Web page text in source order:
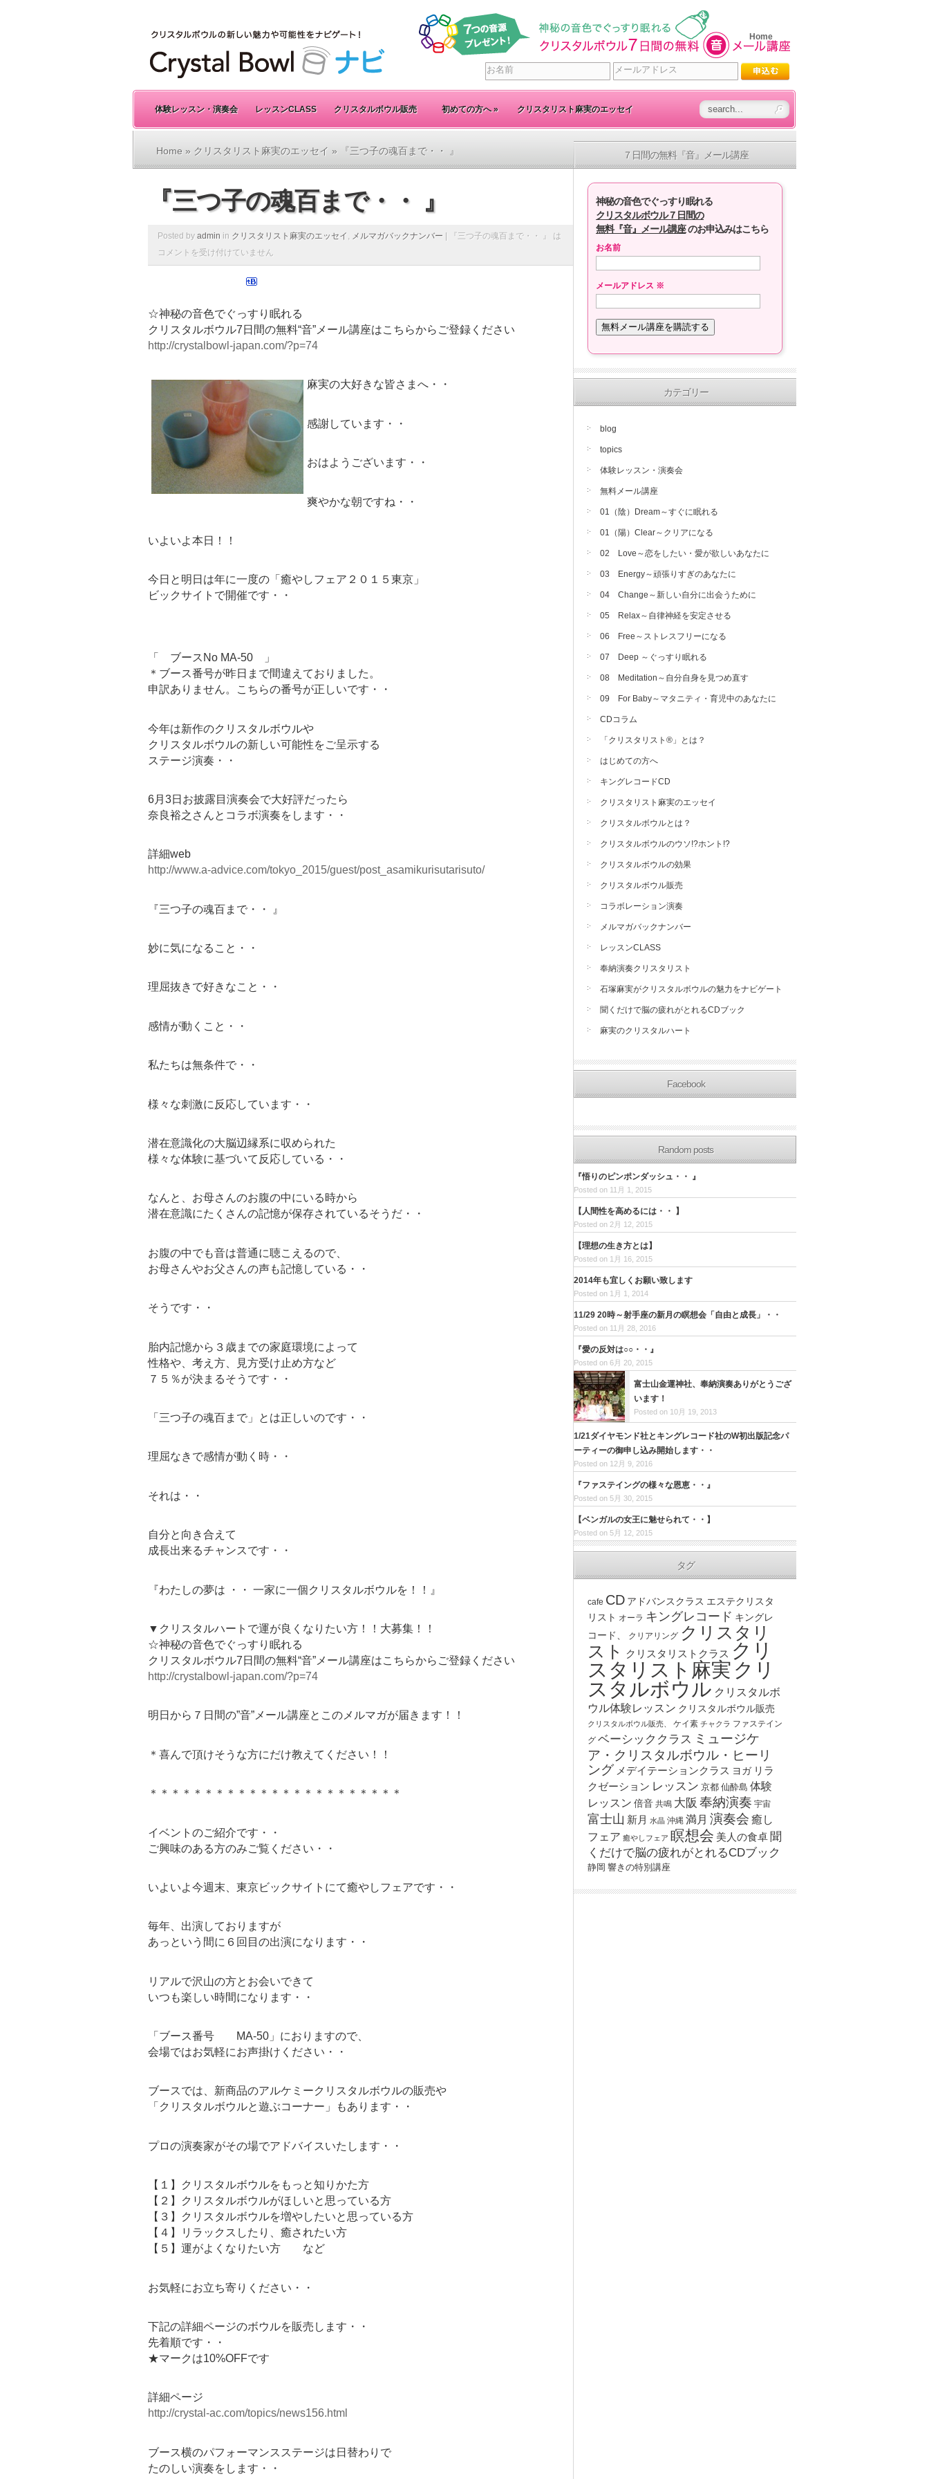
Home
体験レッスン・演奏会 レッスンCLASS クリスタルボウル販売 初めての方へ» クリスタリスト麻実のエッセイ
Home » クリスタリスト麻実のエッセイ » 『三つ子の魂百まで・・ 』
『三つ子の魂百まで・・ 』
Posted by admin in クリスタリスト麻実のエッセイ , メルマガバックナンバー
『三つ子の魂百まで・・ 』 は
コメントを受け付けていません
☆神秘の音色でぐっすり眠れる
クリスタルボウル7日間の無料“音”メール講座はこちらからご登録ください
http://crystalbowl-japan.com/?p=74
麻実の大好きな皆さまへ・・
感謝しています・・
おはようございます・・
爽やかな朝ですね・・
いよいよ本日！！
今日と明日は年に一度の「癒やしフェア２０１５東京」
ビックサイトで開催です・・
「 ブースNo MA-50 」
＊ブース番号が昨日まで間違えておりました。
申訳ありません。こちらの番号が正しいです・・
今年は新作のクリスタルボウルや
クリスタルボウルの新しい可能性をご呈示する
ステージ演奏・・
6月3日お披露目演奏会で大好評だったら
奈良裕之さんとコラボ演奏をします・・
詳細web
http://www.a-advice.com/tokyo_2015/guest/post_asamikurisutarisuto/
『三つ子の魂百まで・・ 』
妙に気になること・・
理屈抜きで好きなこと・・
感情が動くこと・・
私たちは無条件で・・
様々な刺激に反応しています・・
潜在意識化の大脳辺縁系に収められた
様々な体験に基づいて反応している・・
なんと、お母さんのお腹の中にいる時から
潜在意識にたくさんの記憶が保存されているそうだ・・
お腹の中でも音は普通に聴こえるので、
お母さんやお父さんの声も記憶している・・
そうです・・
胎内記憶から３歳までの家庭環境によって
性格や、考え方、見方受け止め方など
７５％が決まるそうです・・
「三つ子の魂百まで」とは正しいのです・・
理屈なきで感情が動く時・・
それは・・
自分と向き合えて
成長出来るチャンスです・・
『わたしの夢は ・・ 一家に一個クリスタルボウルを！！』
▼クリスタルハートで運が良くなりたい方！！大募集！！
☆神秘の音色でぐっすり眠れる
クリスタルボウル7日間の無料“音”メール講座はこちらからご登録ください
http://crystalbowl-japan.com/?p=74
明日から７日間の”音”メール講座とこのメルマガが届きます！！
＊喜んで頂けそうな方にだけ教えてください！！
＊＊＊＊＊＊＊＊＊＊＊＊＊＊＊＊＊＊＊＊＊＊＊
イベントのご紹介です・・
ご興味のある方のみご覧ください・・
いよいよ今週末、東京ビックサイトにて癒やしフェアです・・
毎年、出演しておりますが
あっという間に６回目の出演になります・・
リアルで沢山の方とお会いできて
いつも楽しい時間になります・・
「ブース番号 MA-50」におりますので、
会場ではお気軽にお声掛けください・・
ブースでは、新商品のアルケミークリスタルボウルの販売や
「クリスタルボウルと遊ぶコーナー」もあります・・
プロの演奏家がその場でアドバイスいたします・・
【１】クリスタルボウルをもっと知りかた方
【２】クリスタルボウルがほしいと思っている方
【３】クリスタルボウルを増やしたいと思っている方
【４】リラックスしたり、癒されたい方
【５】運がよくなりたい方 など
お気軽にお立ち寄りください・・
下記の詳細ページのボウルを販売します・・
先着順です・・
★マークは10%OFFです
詳細ページ
http://crystal-ac.com/topics/news156.html
ブース横のパフォーマンスステージは日替わりで
たのしい演奏をします・・
７日間の無料『音』メール講座
神秘の音色でぐっすり眠れる
クリスタルボウル７日間の
無料『音』メール講座のお申込みはこちら
お名前
メールアドレス ※
カテゴリー
blog
topics
体験レッスン・演奏会
無料メール講座
01（陰）Dream～すぐに眠れる
01（陽）Clear～クリアになる
02 Love～恋をしたい・愛が欲しいあなたに
03 Energy～頑張りすぎのあなたに
04 Change～新しい自分に出会うために
05 Relax～自律神経を安定させる
06 Free～ストレスフリーになる
07 Deep ～ぐっすり眠れる
08 Meditation～自分自身を見つめ直す
09 For Baby～マタニティ・育児中のあなたに
CDコラム
「クリスタリスト®」とは？
はじめての方へ
キングレコードCD
クリスタリスト麻実のエッセイ
クリスタルボウルとは？
クリスタルボウルのウソ!?ホント!?
クリスタルボウルの効果
クリスタルボウル販売
コラボレーション演奏
メルマガバックナンバー
レッスンCLASS
奉納演奏クリスタリスト
石塚麻実がクリスタルボウルの魅力をナビゲート
聞くだけで脳の疲れがとれるCDブック
麻実のクリスタルハート
Facebook
Random posts
『悟りのピンポンダッシュ・・ 』
Posted on 11月 1, 2015
【人間性を高めるには・・ 】
Posted on 2月 12, 2015
【理想の生き方とは】
Posted on 1月 16, 2015
2014年も宜しくお願い致します
Posted on 1月 1, 2014
11/29 20時～射手座の新月の瞑想会「自由と成長」・・
Posted on 11月 28, 2016
『愛の反対は○○・・』
Posted on 6月 20, 2015
富士山金運神社、奉納演奏ありがとうござ
います！
Posted on 10月 19, 2013
1/21ダイヤモンド社とキングレコード社のW初出版記念パ
ーティーの御申し込み開始します・・
Posted on 12月 9, 2016
『ファステイングの様々な恩恵・・』
Posted on 5月 30, 2015
【ベンガルの女王に魅せられて・・】
Posted on 5月 12, 2015
タグ
cafe CD アドバンスクラス エステクリスタ
リスト オーラ キングレコード キングレ
コード、
クリアリング クリスタリ
スト
クリスタリストクラス クリ
スタリスト麻実 クリ
スタルボウル クリスタルボ
ウル体験レッスン クリスタルボウル販売
クリスタルボウル販売、 ケイ素 チャクラ ファステイン
グ ベーシッククラス ミュージケ
ア・クリスタルボウル・ヒーリ
ング メデイテーションクラス ヨガ リラ
クゼーション レッスン 京都 仙酔島 体験
レッスン 倍音 共鳴 大阪 奉納演奏 宇宙
富士山 新月 水晶 沖縄 満月 演奏会 癒し
フェア 癒やしフェア 瞑想会 美人の食卓 聞
くだけで脳の疲れがとれるCDブック
静岡 響きの特別講座